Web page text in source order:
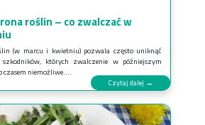
roślin – co zwalczać w
(w marcu i kwietniu) pozwala często uniknąć
których zwalczenie w późniejszym
niemożliwe....
Czytaj dalej →